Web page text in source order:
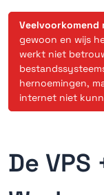
Veelvoorkomend
gewoon en wijs
werkt niet
hernoemingen,
internet niet
De